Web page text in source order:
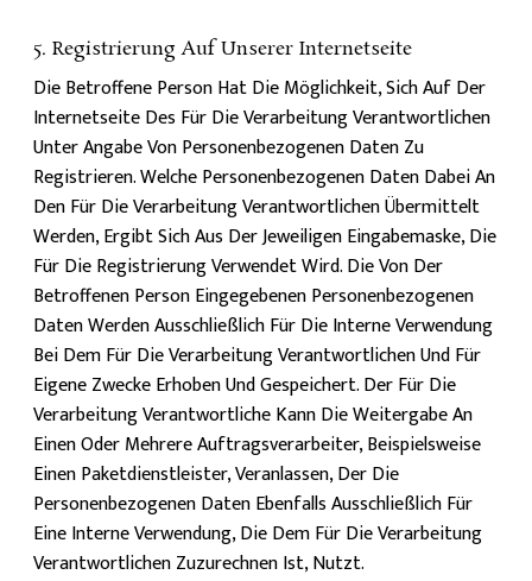
5. Registrierung Auf Unserer Internetseite
Die Betroffene Person Hat Die Möglichkeit, Sich Auf Der
Internetseite Des Für Die Verarbeitung Verantwortlichen
Unter Angabe Von Personenbezogenen Daten Zu
Registrieren. Welche Personenbezogenen Daten Dabei An
Den Für Die Verarbeitung Verantwortlichen Übermittelt
Werden, Ergibt Sich Aus Der Jeweiligen Eingabemaske, Die
Für Die Registrierung Verwendet Wird. Die Von Der
Betroffenen Person Eingegebenen Personenbezogenen
Daten Werden Ausschließlich Für Die Interne Verwendung
Bei Dem Für Die Verarbeitung Verantwortlichen Und Für
Eigene Zwecke Erhoben Und Gespeichert. Der Für Die
Verarbeitung Verantwortliche Kann Die Weitergabe An
Einen Oder Mehrere Auftragsverarbeiter, Beispielsweise
Einen Paketdienstleister, Veranlassen, Der Die
Personenbezogenen Daten Ebenfalls Ausschließlich Für
Eine Interne Verwendung, Die Dem Für Die Verarbeitung
Verantwortlichen Zuzurechnen Ist, Nutzt.